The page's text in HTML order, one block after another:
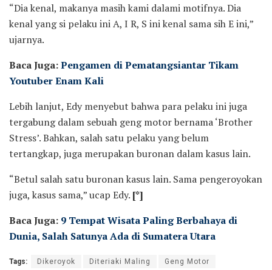
“Dia kenal, makanya masih kami dalami motifnya. Dia
kenal yang si pelaku ini A, I R, S ini kenal sama sih E ini,”
ujarnya.
Baca Juga:Pengamen di Pematangsiantar Tikam
Youtuber Enam Kali
Lebih lanjut, Edy menyebut bahwa para pelaku ini juga
tergabung dalam sebuah geng motor bernama ‘Brother
Stress’. Bahkan, salah satu pelaku yang belum
tertangkap, juga merupakan buronan dalam kasus lain.
“Betul salah satu buronan kasus lain. Sama pengeroyokan
juga, kasus sama,” ucap Edy. [*]
Baca Juga: 9 Tempat Wisata Paling Berbahaya di
Dunia, Salah Satunya Ada di Sumatera Utara
Tags: Dikeroyok Diteriaki Maling Geng Motor